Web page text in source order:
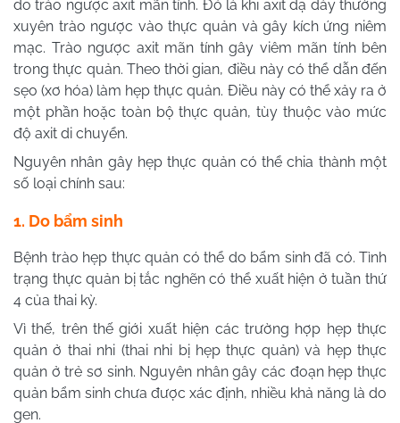
do trào ngược axit mãn tính. Đó là khi axit dạ dày thường
xuyên trào ngược vào thực quản và gây kích ứng niêm
mạc. Trào ngược axit mãn tính gây viêm mãn tính bên
trong thực quản. Theo thời gian, điều này có thể dẫn đến
sẹo (xơ hóa) làm hẹp thực quản. Điều này có thể xảy ra ở
một phần hoặc toàn bộ thực quản, tùy thuộc vào mức
độ axit di chuyển.
Nguyên nhân gây hẹp thực quản có thể chia thành một
số loại chính sau:
1. Do bẩm sinh
Bệnh trào hẹp thực quản có thể do bẩm sinh đã có. Tình
trạng thực quản bị tắc nghẽn có thể xuất hiện ở tuần thứ
4 của thai kỳ.
Vì thế, trên thế giới xuất hiện các trường hợp hẹp thực
quản ở thai nhi (thai nhi bị hẹp thực quản) và hẹp thực
quản ở trẻ sơ sinh. Nguyên nhân gây các đoạn hẹp thực
quản bẩm sinh chưa được xác định, nhiều khả năng là do
gen.